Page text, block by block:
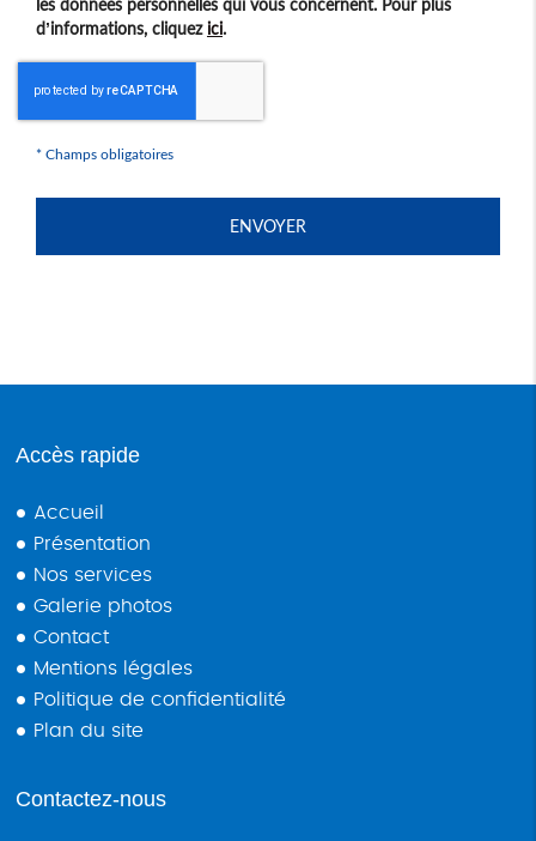
les données personnelles qui vous concernent. Pour plus
d’informations, cliquezici.
* Champs obligatoires
Accès rapide
Accueil
Présentation
Nos services
Galerie photos
Contact
Mentions légales
Politique de confidentialité
Plan du site
Contactez-nous